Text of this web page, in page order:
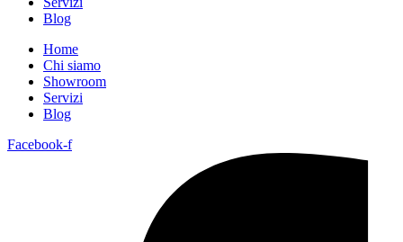
Blog
Home
Chi siamo
Showroom
Servizi
Blog
Facebook-f